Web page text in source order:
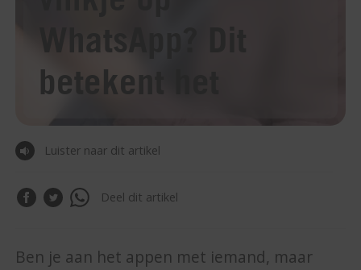
WhatsApp? Dit
betekent het
Luister naar dit artikel
Deel dit artikel
Ben je aan het appen met iemand, maar